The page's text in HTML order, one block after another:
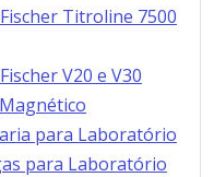
Titroline 7500
V20 e V30
para Laboratório
para Laboratório